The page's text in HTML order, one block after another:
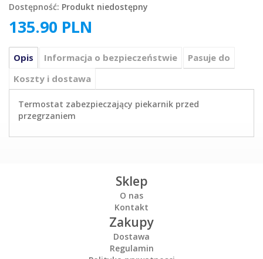
Dostępność: Produkt niedostępny
135.90 PLN
Opis Informacja o bezpieczeństwie
Pasuje do
Koszty i dostawa
Termostat zabezpieczający piekarnik przed
przegrzaniem
Sklep
O nas
Kontakt
Zakupy
Dostawa
Regulamin